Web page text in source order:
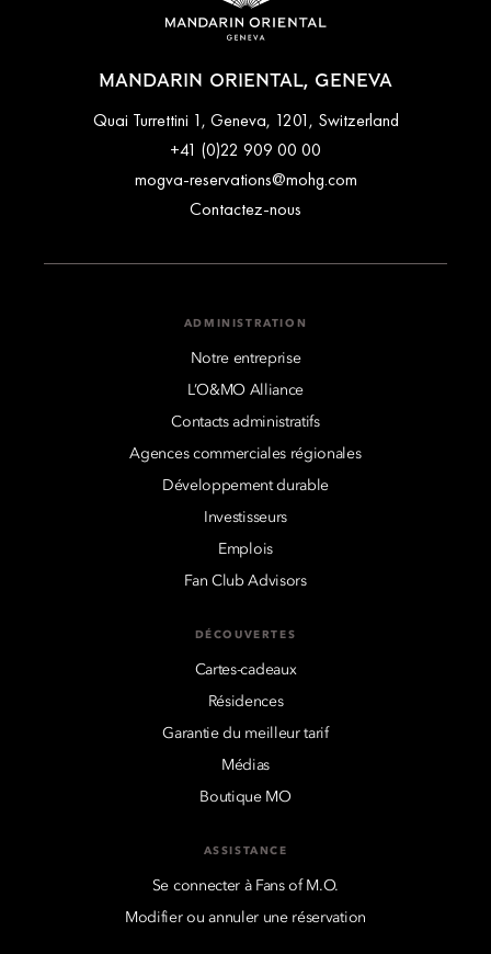
MANDARIN ORIENTAL, GENEVA
Quai Turrettini 1, Geneva, 1201, Switzerland
+41 (0)22 909 00 00
mogva-reservations@mohg.com
Contactez-nous
ADMINISTRATION
Notre entreprise
L’O&MO Alliance
Contacts administratifs
Agences commerciales régionales
Développement durable
Investisseurs
Emplois
Fan Club Advisors
DÉCOUVERTES
Cartes-cadeaux
Résidences
Garantie du meilleur tarif
Médias
Boutique MO
ASSISTANCE
Se connecter à Fans of M.O.
Modifier ou annuler une réservation